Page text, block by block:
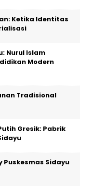
Ketika Identitas
Nurul Islam
Modern
Tradisional
Gresik: Pabrik
Puskesmas Sidayu